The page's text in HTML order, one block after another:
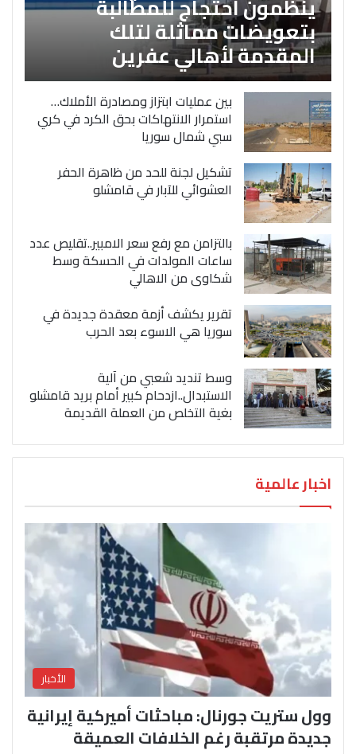
بتعويضات مماثلة لتلك
المقدمة لأهالي عفرين
بين عمليات ابتزاز ومصادرة الأملاك…
استمرار الانتهاكات بحق الكرد في كري
سبي شمال سوريا
تشكيل لجنة للحد من ظاهرة الحفر
العشوائي للآبار في قامشلو
بالتزامن مع رفع سعر الامبير..تقليص عدد
ساعات المولدات في الحسكة وسط
شكاوى من الاهالي
تقرير يكشف أزمة معقدة جديدة في
سوريا هي الاسوء بعد الحرب
وسط تنديد شعبي من آلية
الاستبدال..ازدحام كبير أمام بريد قامشلو
بغية التخلص من العملة القديمة
اخبار عالمية
الأخبار
وول ستريت جورنال: مباحثات أميركية إيرانية
جديدة مرتقبة رغم الخلافات العميقة